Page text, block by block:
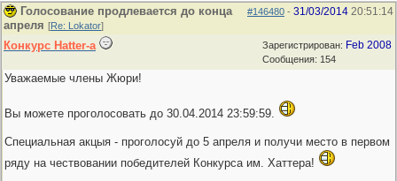
#146480 - 31/03/2014 20:51:14
Голосование продлевается до конца
апреля [Re: Lokator]
Зарегистрирован: Feb 2008
Сообщения: 154
Конкурс Hatter-a
Уважаемые члены Жюри!
Вы можете проголосовать до 30.04.2014 23:59:59.
Специальная акцыя - проголосуй до 5 апреля и получи место в первом
ряду на чествовании победителей Конкурса им. Хаттера!